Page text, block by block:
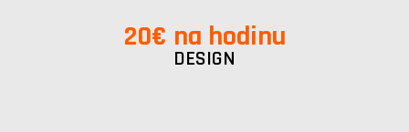
20€ na hodinu
DESIGN